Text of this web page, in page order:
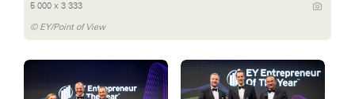
5 000 x 3 333
© EY/Point of View